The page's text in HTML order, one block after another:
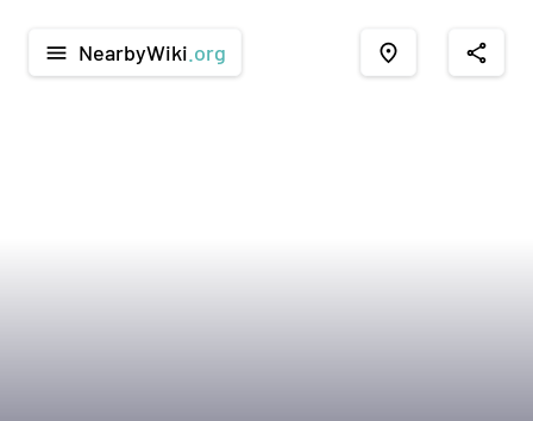
menu NearbyWiki .org place share